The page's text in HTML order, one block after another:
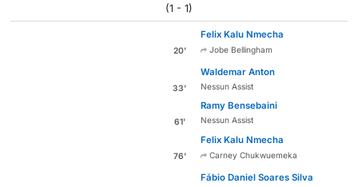
(1 - 1)
20'
Felix Kalu Nmecha
Jobe Bellingham
33'
Waldemar Anton
Nessun Assist
61'
Ramy Bensebaini
Nessun Assist
76'
Felix Kalu Nmecha
Carney Chukwuemeka
Fábio Daniel Soares Silva